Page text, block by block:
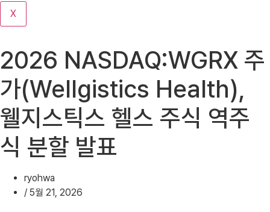
기
X
2026 NASDAQ:WGRX 주
가(Wellgistics Health),
웰지스틱스 헬스 주식 역주
식 분할 발표
ryohwa
/ 5월 21, 2026